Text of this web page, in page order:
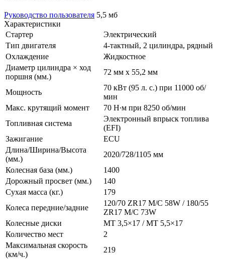
Руководство пользователя 5,5 мб
Характеристики
Стартер
Электрический
Тип двигателя
4-тактный, 2 цилиндра, рядный
Охлаждение
Жидкостное
Диаметр цилиндра × ход
поршня (мм.)
72 мм х 55,2 мм
Мощность
70 кВт (95 л. с.) при 11000 об/
мин
Макс. крутящий момент
70 Н∙м при 8250 об/мин
Топливная система
Электронный впрыск топлива
(EFI)
Зажигание
ECU
Длина/Ширина/Высота
(мм.)
2020/728/1105 мм
Колесная база (мм.)
1400
Дорожный просвет (мм.)
140
Сухая масса (кг.)
179
Колеса передние/задние
120/70 ZR17 M/C 58W / 180/55
ZR17 M/C 73W
Колесные диски
MT 3,5×17 / MT 5,5×17
Количество мест
2
Максимальная скорость
(км/ч.)
219